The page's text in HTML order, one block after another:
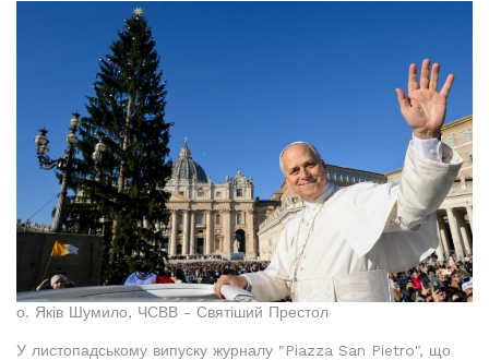
о. Яків Шумило, ЧСВВ - Святіший Престол
У листопадському випуску журналу "Piazza San Pietro", що